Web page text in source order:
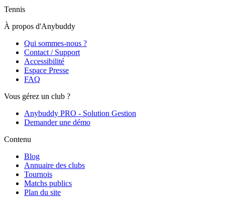
Tennis
À propos d'Anybuddy
Qui sommes-nous ?
Contact / Support
Accessibilité
Espace Presse
FAQ
Vous gérez un club ?
Anybuddy PRO - Solution Gestion
Demander une démo
Contenu
Blog
Annuaire des clubs
Tournois
Matchs publics
Plan du site